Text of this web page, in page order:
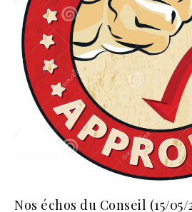
Nos échos du Conseil (15/